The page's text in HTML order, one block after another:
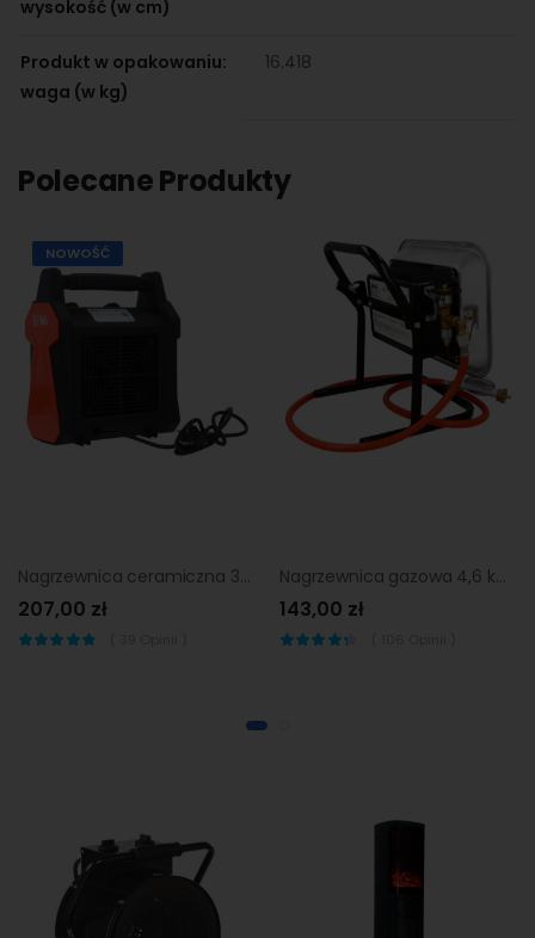
wysokość (w cm)
Produkt w opakowaniu:
waga (w kg)
16.418
Polecane Produkty
NOWOŚĆ
Nagrzewnica ceramiczna 3kW LFS-3000 Skiva
207,00 zł
Nagrzewnica gazowa 4,6 kW ROH-46 SKIVA
143,00 zł